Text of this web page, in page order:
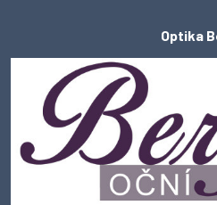
Optika